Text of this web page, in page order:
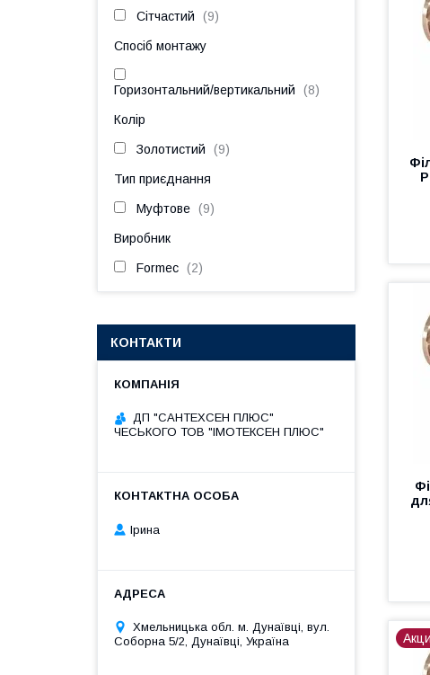
Сітчастий 9
Спосіб монтажу
Горизонтальний/вертикальний 8
Колір
Золотистий 9
Тип приєднання
Муфтове 9
Виробник
Formec 2
КОНТАКТИ
ДП "САНТЕХСЕН ПЛЮС"
ЧЕСЬКОГО ТОВ "ІМОТЕКСЕН ПЛЮС"
Ірина
Хмельницька обл. м. Дунаївці, вул.
Соборна 5/2, Дунаївці, Україна